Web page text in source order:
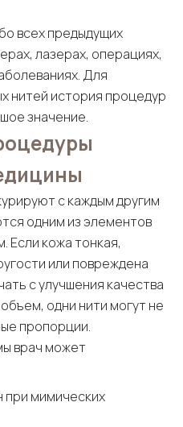
всех предыдущих
лазерах, операциях,
Для
нитей история процедур
значение.
с каждым другим
одним из элементов
Если кожа тонкая,
или повреждена
с улучшения качества
одни нити могут не
пропорции.
врач может
при мимических